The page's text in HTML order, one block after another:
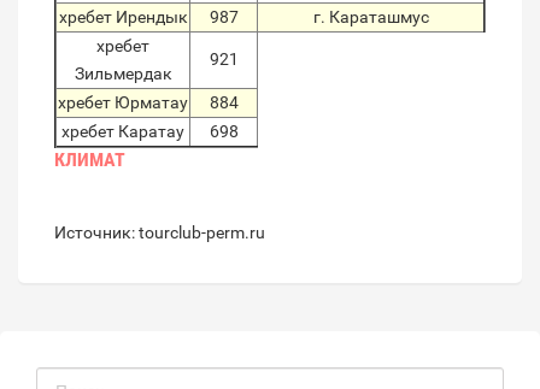
хребет Ирендык
987
г. Караташмус
хребет
Зильмердак
921
хребет Юрматау
884
хребет Каратау
698
КЛИМАТ
Источник: tourclub-perm.ru